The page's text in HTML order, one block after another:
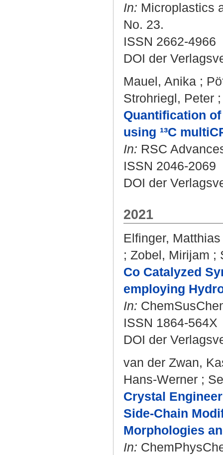
In: Microplastics
No. 23.
ISSN 2662-4966
DOI der
Mauel, Anika ;
Strohriegl, Peter
Quantification
using ¹³C
In: RSC
ISSN 2046-2069
DOI der
2021
Elfinger, Matthias
; Zobel, Mirijam ;
Co Catalyzed
employing
In:
ISSN 1864-564X
DOI der
van der Zwan,
Hans-Werner ;
Crystal
Side-Chain
Morphologies
In: